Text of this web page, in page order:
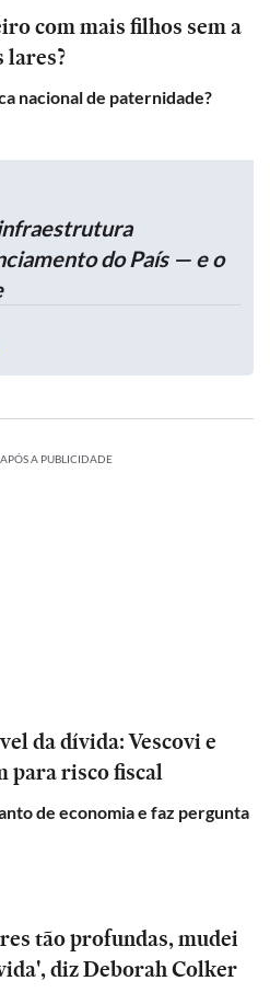
com mais filhos sem a
lares?
nacional de paternidade?
do País — e o
A PUBLICIDADE
da dívida: Vescovi e
para risco fiscal
de economia e faz pergunta
tão profundas, mudei
diz Deborah Colker